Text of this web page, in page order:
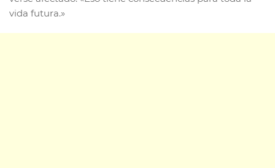
vida futura.»